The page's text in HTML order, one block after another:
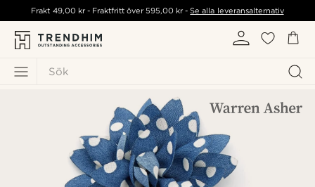
Sök
Frakt 49,00 kr- Fraktfritt över595,00 kr -Se alla leveransalternativ